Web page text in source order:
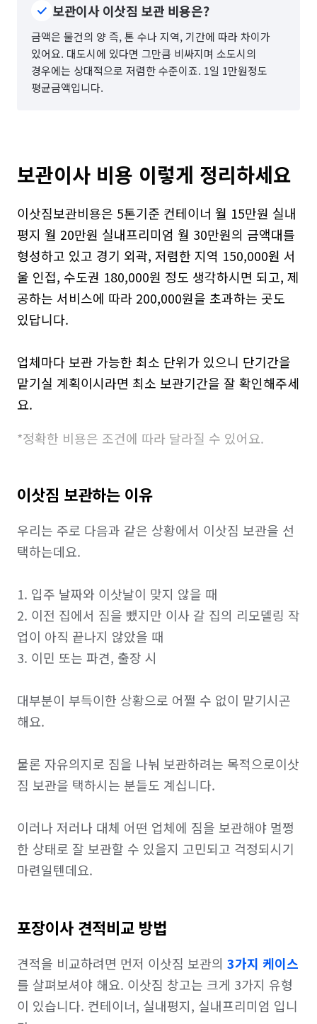
보관이사 이삿짐 보관 비용은?
금액은 물건의 양 즉, 톤 수나 지역, 기간에 따라 차이가
있어요. 대도시에 있다면 그만큼 비싸지며 소도시의
경우에는 상대적으로 저렴한 수준이죠. 1일 1만원정도
평균금액입니다.
이삿짐보관비용은 5톤기준 컨테이너 월 15만원 실내
평지 월 20만원 실내프리미엄 월 30만원의 금액대를
형성하고 있고 경기 외곽, 저렴한 지역 150,000원 서
울 인접, 수도권 180,000원 정도 생각하시면 되고, 제
공하는 서비스에 따라 200,000원을 초과하는 곳도
있답니다.​
업체마다 보관 가능한 최소 단위가 있으니 단기간을
맡기실 계획이시라면 최소 보관기간을 잘 확인해주세
요.
*정확한 비용은 조건에 따라 달라질 수 있어요.
이삿짐 보관하는 이유
우리는 주로 다음과 같은 상황에서 이삿짐 보관을 선
택하는데요.
1. 입주 날짜와 이삿날이 맞지 않을 때
2. 이전 집에서 짐을 뺐지만 이사 갈 집의 리모델링 작
업이 아직 끝나지 않았을 때
3. 이민 또는 파견, 출장 시
대부분이 부득이한 상황으로 어쩔 수 없이 맡기시곤
해요.
물론 자유의지로 짐을 나눠 보관하려는 목적으로이삿
짐 보관을 택하시는 분들도 계십니다.
​이러나 저러나 대체 어떤 업체에 짐을 보관해야 멀쩡
한 상태로 잘 보관할 수 있을지 고민되고 걱정되시기
마련일텐데요.
포장이사 견적비교 방법
견적을 비교하려면 먼저 이삿짐 보관의 3가지 케이스
를 살펴보셔야 해요. 이삿짐 창고는 크게 3가지 유형
이 있습니다. 컨테이너, 실내평지, 실내프리미엄 입니